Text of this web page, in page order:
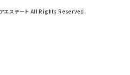
エステート All Rights Reserved.